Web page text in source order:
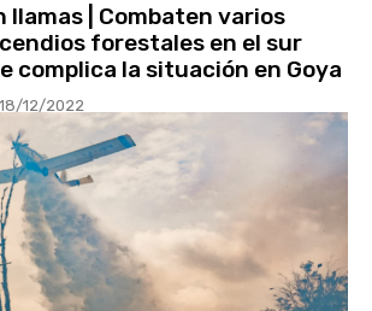
llamas | Combaten varios
forestales en el sur
complica la situación en Goya
18/12/2022